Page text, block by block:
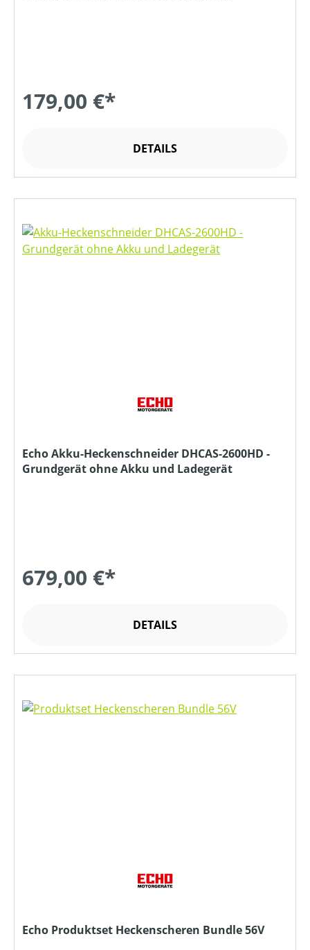
179,00 €*
DETAILS
Echo Akku-Heckenschneider DHCAS-2600HD -
Grundgerät ohne Akku und Ladegerät
679,00 €*
DETAILS
Echo Produktset Heckenscheren Bundle 56V